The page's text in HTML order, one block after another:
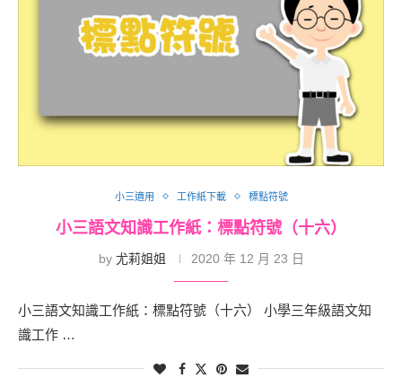
小三適用 工作紙下載 標點符號
小三語文知識工作紙：標點符號（十六）
by 尤莉姐姐 2020 年 12 月 23 日
小三語文知識工作紙：標點符號（十六） 小學三年級語文知
識工作 …